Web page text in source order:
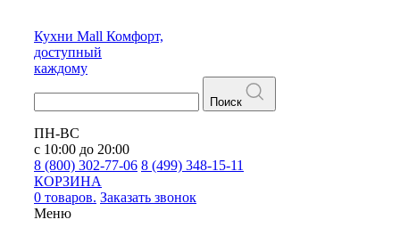
Кухни Mall Комфорт,
доступный
каждому
Поиск
ПН-ВС
с 10:00 до 20:00
8 (800) 302-77-06 8 (499) 348-15-11
КОРЗИНА
0 товаров. Заказать звонок
Меню